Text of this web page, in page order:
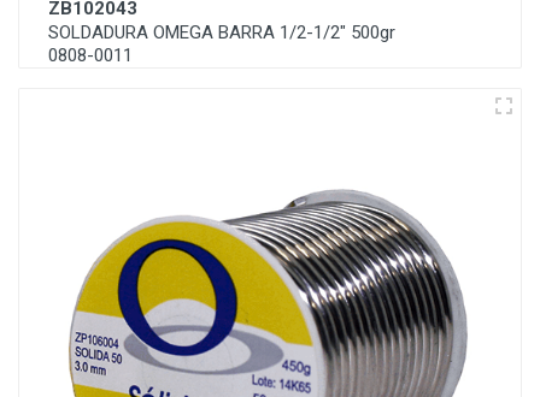
ZB102043
SOLDADURA OMEGA BARRA 1/2-1/2" 500gr
0808-0011